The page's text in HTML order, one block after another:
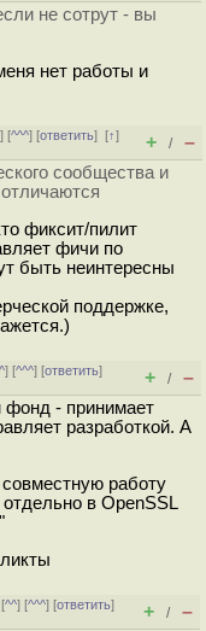
не сотрут - вы
нет работы и
] [^^^] [ответить][↑]
+ / –
сообщества и
фиксит/пилит
фичи по
быть неинтересны
поддержке,
] [^^^] [ответить]
+ / –
фонд - принимает
разработкой. А
работу
в OpenSSL
^^] [^^^] [ответить]
+ / –